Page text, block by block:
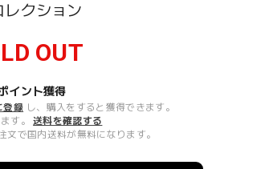
レクション
OUT
イント獲得
登録 し、購入をすると獲得できます。
す。
送料を確認する
で国内送料が無料になります。